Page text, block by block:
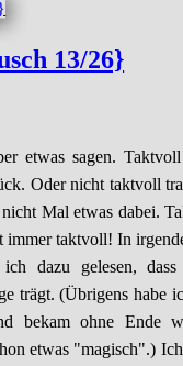
13/26}
etwas sagen.
Oder nicht taktvoll
Mal etwas dabei.
taktvoll! In
dazu gelesen, dass
trägt. (Übrigens habe
bekam ohne Ende
etwas "magisch".)